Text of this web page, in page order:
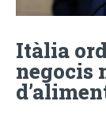
Itàlia
negocis